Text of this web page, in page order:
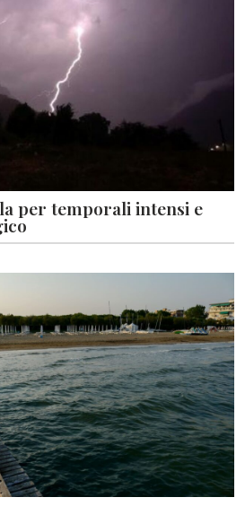
per temporali intensi e